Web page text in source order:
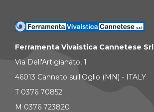
Ferramenta Vivaistica Cannetese Srl
Via Dell'Artigianato, 1
46013 Canneto sull'Oglio (MN) - ITALY
T 0376 70852
M 0376 723820